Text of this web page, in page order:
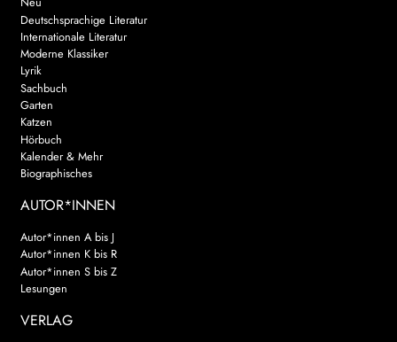
Deutschsprachige Literatur
Internationale Literatur
Moderne Klassiker
Lyrik
Sachbuch
Garten
Katzen
Hörbuch
Kalender & Mehr
Biographisches
AUTOR*INNEN
Autor*innen A bis J
Autor*innen K bis R
Autor*innen S bis Z
Lesungen
VERLAG